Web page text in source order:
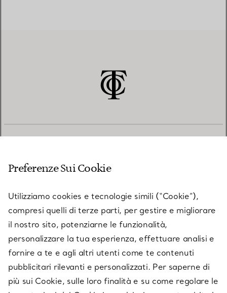
SU TIFFANY & CO.
LEGALE
Preferenze Sui Cookie
Utilizziamo cookies e tecnologie simili (“Cookie”),
compresi quelli di terze parti, per gestire e migliorare
il nostro sito, potenziarne le funzionalità,
personalizzare la tua esperienza, effettuare analisi e
fornire a te e agli altri utenti come te contenuti
pubblicitari rilevanti e personalizzati. Per saperne di
più sui Cookie, sulle loro finalità e su come regolare le